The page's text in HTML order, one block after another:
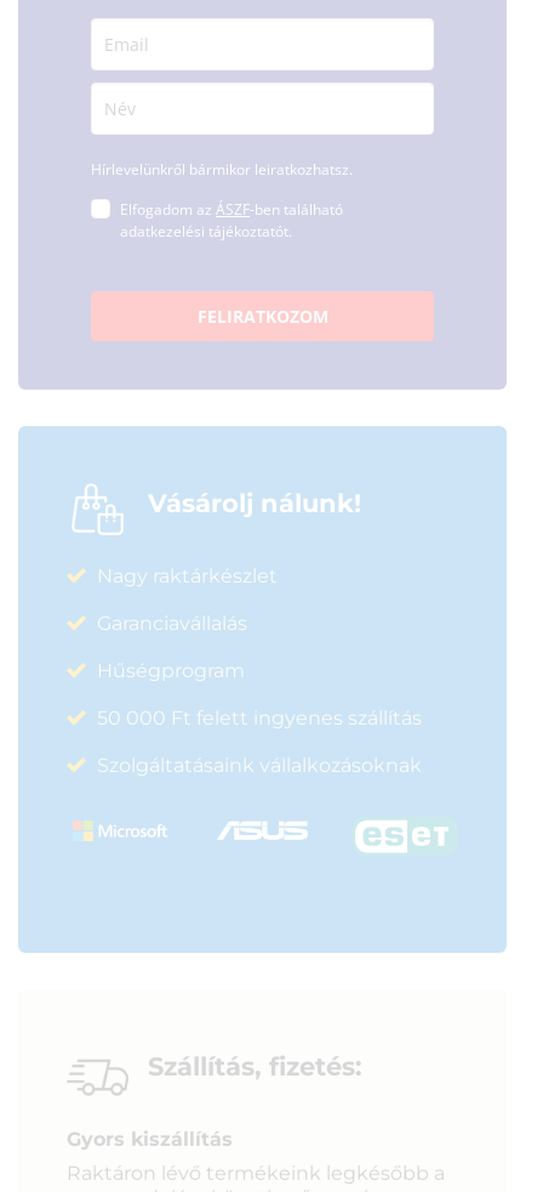
Hírlevelünkről bármikor leiratkozhatsz.
Elfogadom az ÁSZF-ben található
adatkezelési tájékoztatót.
FELIRATKOZOM
Vásárolj nálunk!
Nagy raktárkészlet
Garanciavállalás
Hűségprogram
50 000 Ft felett ingyenes szállítás
Szolgáltatásaink vállalkozásoknak
Szállítás, fizetés:
Gyors kiszállítás
Raktáron lévő termékeink legkésőbb a